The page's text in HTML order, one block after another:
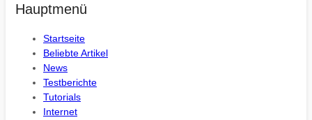
Hauptmenü
Startseite
Beliebte Artikel
News
Testberichte
Tutorials
Internet